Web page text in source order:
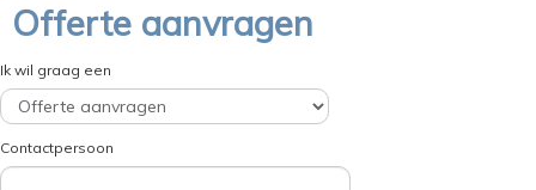
Offerte aanvragen
Ik wil graag een
Contactpersoon